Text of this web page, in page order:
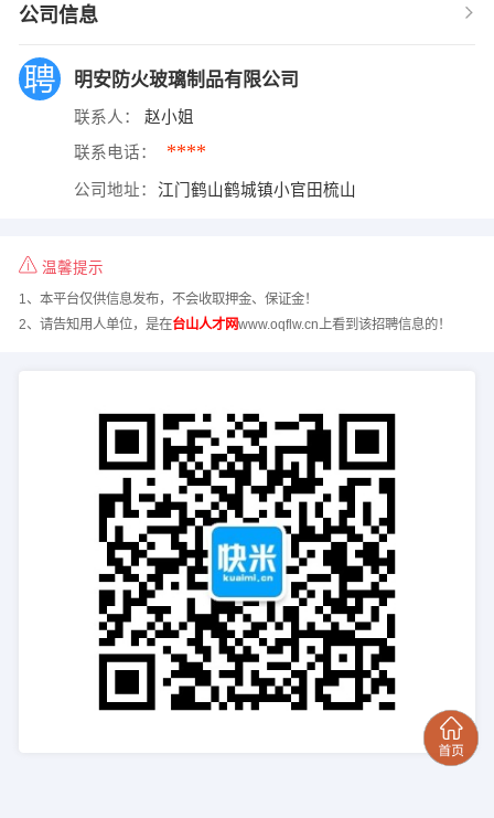
公司信息
明安防火玻璃制品有限公司
联系人： 赵小姐
联系电话： ****
公司地址： 江门鹤山鹤城镇小官田梳山
温馨提示
1、本平台仅供信息发布，不会收取押金、保证金！
2、请告知用人单位，是在台山人才网www.oqflw.cn上看到该招聘信息的！